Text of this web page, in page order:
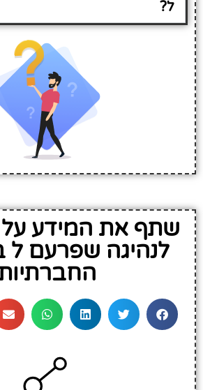
ל?
שתף את המידע על
לנהיגה שפרעם ל
החברתיות